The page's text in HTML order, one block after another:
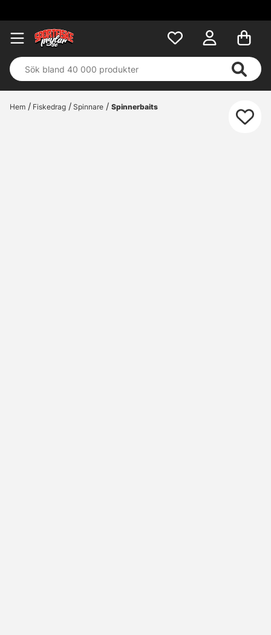
Hem Fiskedrag Spinnare Spinnerbaits